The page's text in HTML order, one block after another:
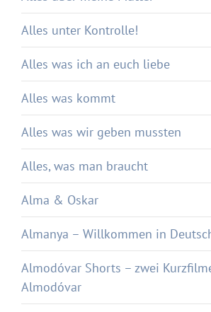
Alles unter Kontrolle!
Alles was ich an euch liebe
Alles was kommt
Alles was wir geben mussten
Alles, was man braucht
Alma & Oskar
Almanya – Willkommen in
Almodóvar Shorts – zwei
Almodóvar